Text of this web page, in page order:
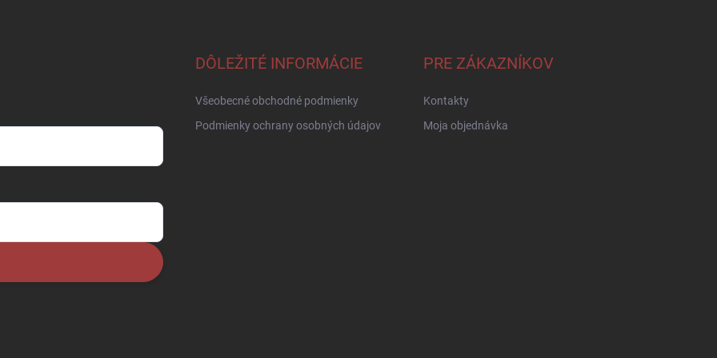
DÔLEŽITÉ INFORMÁCIE
Všeobecné obchodné podmienky
Podmienky ochrany osobných údajov
PRE ZÁKAZNÍKOV
Kontakty
Moja objednávka